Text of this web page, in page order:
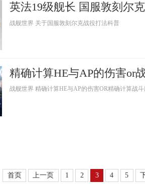
英法19级舰长 国服敦刻尔
战舰世界 关于国服敦刻尔克战役打法科普
精确计算HE与AP的伤害or
战舰世界 精确计算HE与AP的伤害OR精确计算战
首页 上一页 1 2 3 4 5